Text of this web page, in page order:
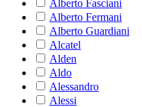
Alberto Fasciani
Alberto Fermani
Alberto Guardiani
Alcatel
Alden
Aldo
Alessandro
Alessi